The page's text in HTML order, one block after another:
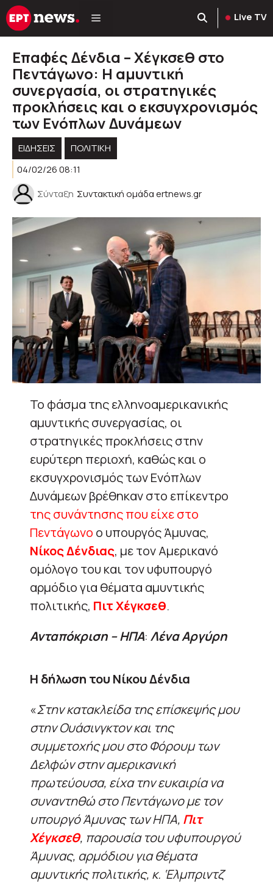
Μετάβαση
σε
Live TV
Επαφές Δένδια – Χέγκσεθ στο
Πεντάγωνο: Η αμυντική
συνεργασία, οι στρατηγικές
προκλήσεις και ο εκσυγχρονισμός
των Ενόπλων Δυνάμεων
ΕΙΔΗΣΕΙΣ
ΠΟΛΙΤΙΚΉ
04/02/26 08:11
Σύνταξη Συντακτική ομάδα ertnews.gr
Το φάσμα της ελληνοαμερικανικής
αμυντικής συνεργασίας, οι
στρατηγικές προκλήσεις στην
ευρύτερη περιοχή, καθώς και ο
εκσυγχρονισμός των Ενόπλων
Δυνάμεων βρέθηκαν στο επίκεντρο
της συνάντησης που είχε στο
Πεντάγωνο ο υπουργός Άμυνας,
Νίκος Δένδιας, με τον Αμερικανό
ομόλογο του και τον υφυπουργό
αρμόδιο για θέματα αμυντικής
πολιτικής, Πιτ Χέγκσεθ.
Ανταπόκριση – ΗΠΑ: Λένα Αργύρη
Η δήλωση του Νίκου Δένδια
«Στην κατακλείδα της επίσκεψής μου
στην Ουάσινγκτον και της
συμμετοχής μου στο Φόρουμ των
Δελφών στην αμερικανική
πρωτεύουσα, είχα την ευκαιρία να
συναντηθώ στο Πεντάγωνο με τον
υπουργό Άμυνας των ΗΠΑ, Πιτ
Χέγκσεθ, παρουσία του υφυπουργού
Άμυνας, αρμόδιου για θέματα
αμυντικής πολιτικής, κ. ‘Ελμπριντζ